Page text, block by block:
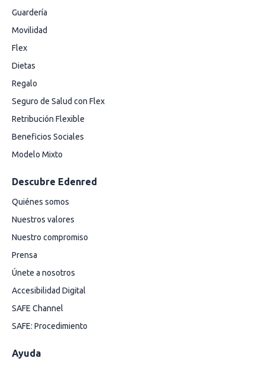
Guardería
Movilidad
Flex
Dietas
Regalo
Seguro de Salud con Flex
Retribución Flexible
Beneficios Sociales
Modelo Mixto
Descubre Edenred
Quiénes somos
Nuestros valores
Nuestro compromiso
Prensa
Únete a nosotros
Accesibilidad Digital
SAFE Channel
SAFE: Procedimiento
Ayuda